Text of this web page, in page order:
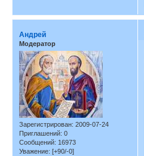
Андрей
Модератор
Зарегистрирован: 2009-07-24
Приглашений: 0
Сообщений: 16973
Уважение: [+90/-0]